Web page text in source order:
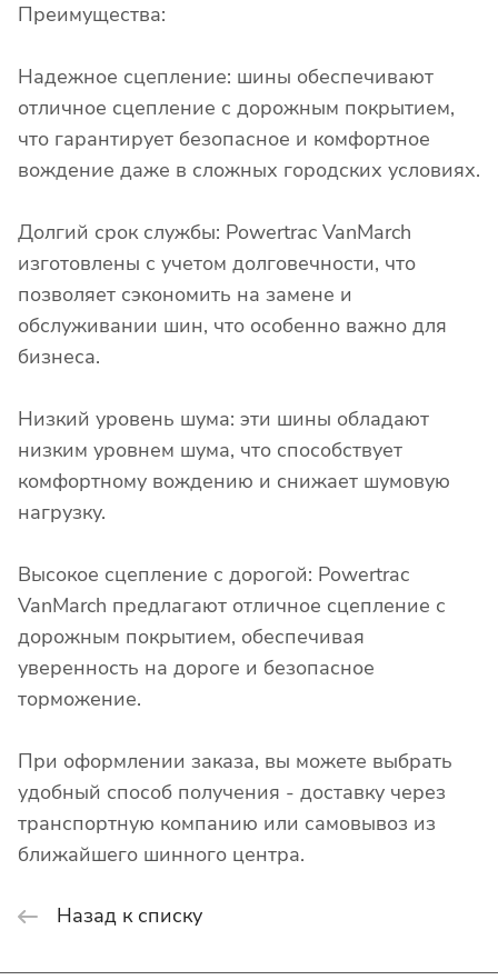
Преимущества:
Надежное сцепление: шины обеспечивают
отличное сцепление с дорожным покрытием,
что гарантирует безопасное и комфортное
вождение даже в сложных городских условиях.
Долгий срок службы: Powertrac VanMarch
изготовлены с учетом долговечности, что
позволяет сэкономить на замене и
обслуживании шин, что особенно важно для
бизнеса.
Низкий уровень шума: эти шины обладают
низким уровнем шума, что способствует
комфортному вождению и снижает шумовую
нагрузку.
Высокое сцепление с дорогой: Powertrac
VanMarch предлагают отличное сцепление с
дорожным покрытием, обеспечивая
уверенность на дороге и безопасное
торможение.
При оформлении заказа, вы можете выбрать
удобный способ получения - доставку через
транспортную компанию или самовывоз из
ближайшего шинного центра.
Назад к списку